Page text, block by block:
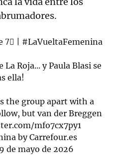
7⃣ | #LaVueltaFemenina
Roja... y Paula Blasi se
ella!
the group apart with a
but van der Breggen
mfo7cx7py1
by Carrefour.es
9 de mayo de 2026